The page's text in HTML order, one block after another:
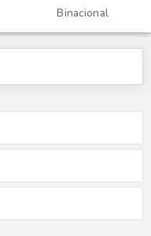
Binacional